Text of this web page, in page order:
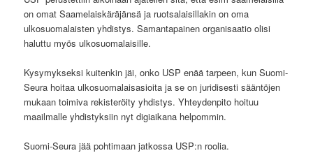
on omat Saamelaiskäräjänsä ja ruotsalaisillakin on oma
ulkosuomalaisten yhdistys. Samantapainen organisaatio olisi
haluttu myös ulkosuomalaisille.
Kysymykseksi kuitenkin jäi, onko USP enää tarpeen, kun Suomi-
Seura hoitaa ulkosuomalaisasioita ja se on juridisesti sääntöjen
mukaan toimiva rekisteröity yhdistys. Yhteydenpito hoituu
maailmalle yhdistyksiin nyt digiaikana helpommin.
Suomi-Seura jää pohtimaan jatkossa USP:n roolia.